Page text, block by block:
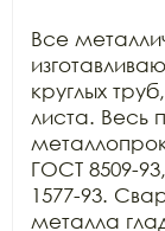
Все
круглых
листа. Весь
ГОСТ 8509-
1577-93.
металла